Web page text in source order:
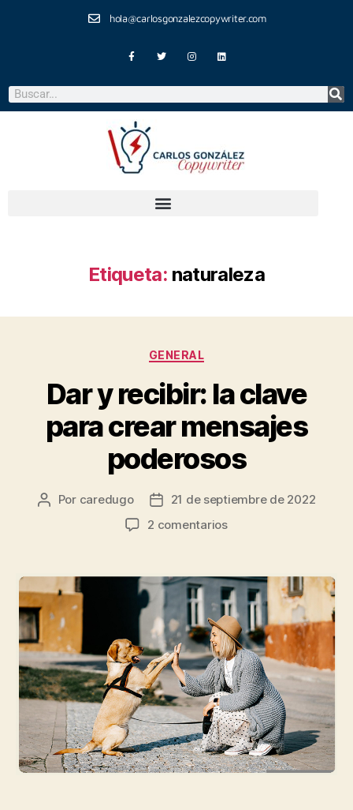
hola@carlosgonzalezcopywriter.com
Etiqueta: naturaleza
GENERAL
Dar y recibir: la clave
para crear mensajes
poderosos
Por caredugo
21 de septiembre de 2022
2 comentarios